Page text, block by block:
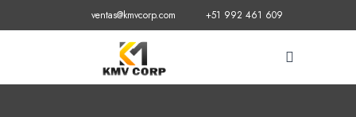
ventas@kmvcorp.com +51 992 461 609